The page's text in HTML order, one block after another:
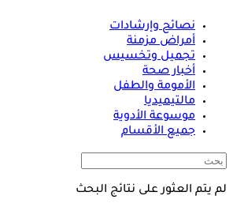
نصائح وإرشادات
أمراض مزمنة
تجميل وتخسيس
أخبار صحة
الأمومة والطفل
مالتيميديا
موسوعة الأدوية
جميع الأقسام
لم يتم العثور على نتائج البحث